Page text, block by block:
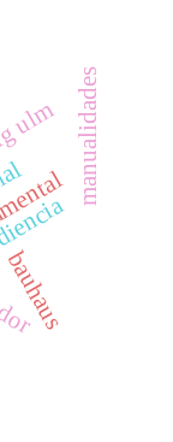
manualidades
bauhaus
ulm